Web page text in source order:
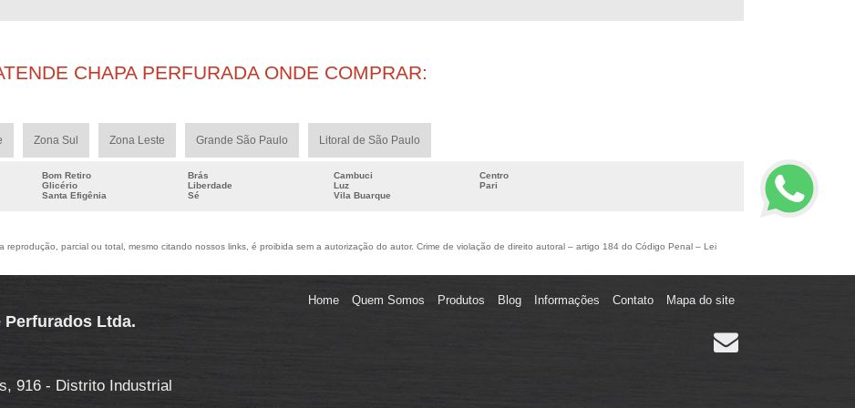
CHAPA PERFURADA ONDE COMPRAR:
Zona Sul Zona Leste Grande São Paulo Litoral de São Paulo
Bom Retiro Brás Cambuci
Centro
Glicério Liberdade Luz
Pari
Santa Efigênia Sé Vila Buarque
parcial ou total, mesmo citando nossos links, é proibida sem a autorização do autor. Crime de violação de direito autoral – artigo 184 do Código Penal – Lei
Ltda.
916 - Distrito Industrial
Home Quem Somos Produtos Blog Informações Contato Mapa do site